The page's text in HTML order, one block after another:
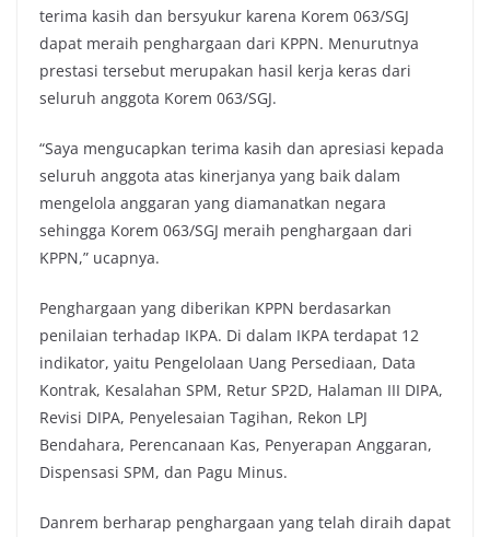
terima kasih dan bersyukur karena Korem 063/SGJ
dapat meraih penghargaan dari KPPN. Menurutnya
prestasi tersebut merupakan hasil kerja keras dari
seluruh anggota Korem 063/SGJ.
“Saya mengucapkan terima kasih dan apresiasi kepada
seluruh anggota atas kinerjanya yang baik dalam
mengelola anggaran yang diamanatkan negara
sehingga Korem 063/SGJ meraih penghargaan dari
KPPN,” ucapnya.
Penghargaan yang diberikan KPPN berdasarkan
penilaian terhadap IKPA. Di dalam IKPA terdapat 12
indikator, yaitu Pengelolaan Uang Persediaan, Data
Kontrak, Kesalahan SPM, Retur SP2D, Halaman III DIPA,
Revisi DIPA, Penyelesaian Tagihan, Rekon LPJ
Bendahara, Perencanaan Kas, Penyerapan Anggaran,
Dispensasi SPM, dan Pagu Minus.
Danrem berharap penghargaan yang telah diraih dapat